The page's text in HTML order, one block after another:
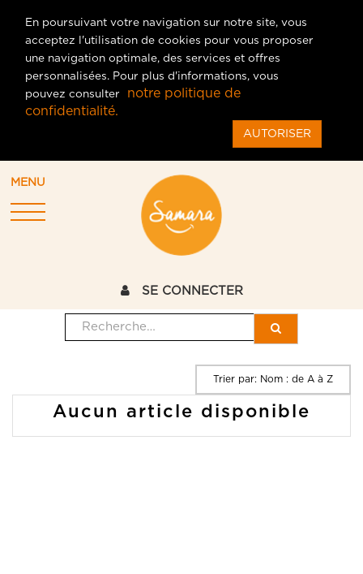
En poursuivant votre navigation sur notre site, vous
acceptez l'utilisation de cookies pour vous proposer
une navigation optimale, des services et offres
personnalisées. Pour plus d'informations, vous
pouvez consulter
notre politique de
confidentialité.
AUTORISER
MENU
SE CONNECTER
Trier par: Nom : de A à Z
Aucun article disponible